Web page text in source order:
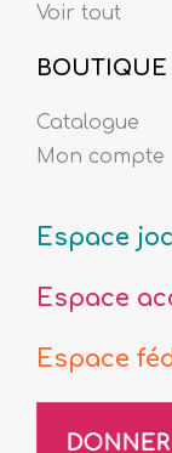
Voir tout
BOUTIQUE
Catalogue
Mon compte
Espace
Espace
Espace